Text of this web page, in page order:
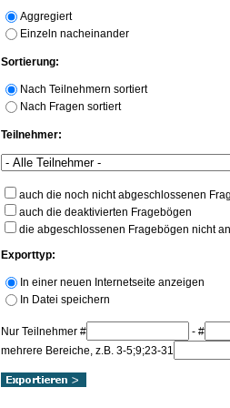
Aggregiert
Einzeln nacheinander
Sortierung:
Nach Teilnehmern sortiert
Nach Fragen sortiert
Teilnehmer:
auch die noch nicht abgeschlossenen
auch die deaktivierten Fragebögen
die abgeschlossenen Fragebögen nicht
Exporttyp:
In einer neuen Internetseite anzeigen
In Datei speichern
Nur Teilnehmer #
- #
mehrere Bereiche, z.B. 3-5;9;23-31